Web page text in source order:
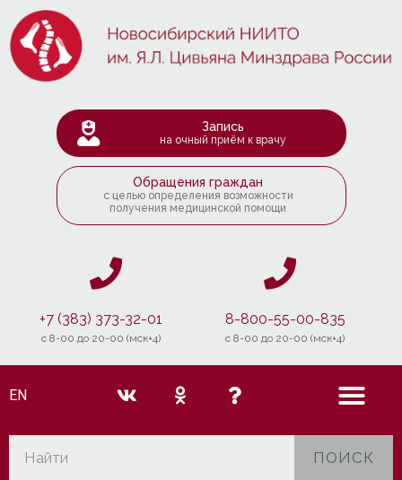
Запись
на очный приём к врачу
Обращения граждан
с целью определения возможности
получения медицинской помощи
+7 (383) 373-32-01
c 8-00 до 20-00 (мск+4)
8-800-55-00-835
c 8-00 до 20-00 (мск+4)
EN
ПОИСК